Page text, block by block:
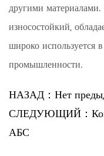
другими
износостойкий,
широко используется
промышленности.
НАЗАД：Нет
СЛЕДУЮЩИЙ：
АБС